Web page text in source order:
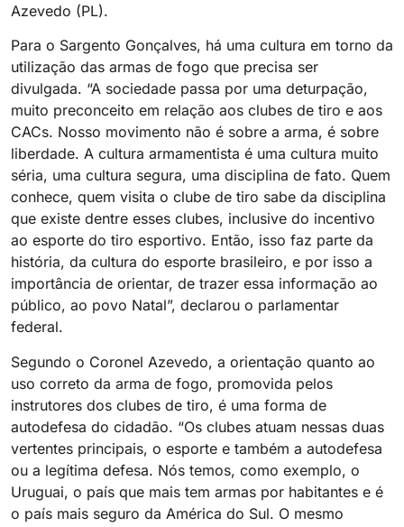
Azevedo (PL).
Para o Sargento Gonçalves, há uma cultura em torno da
utilização das armas de fogo que precisa ser
divulgada. “A sociedade passa por uma deturpação,
muito preconceito em relação aos clubes de tiro e aos
CACs. Nosso movimento não é sobre a arma, é sobre
liberdade. A cultura armamentista é uma cultura muito
séria, uma cultura segura, uma disciplina de fato. Quem
conhece, quem visita o clube de tiro sabe da disciplina
que existe dentre esses clubes, inclusive do incentivo
ao esporte do tiro esportivo. Então, isso faz parte da
história, da cultura do esporte brasileiro, e por isso a
importância de orientar, de trazer essa informação ao
público, ao povo Natal”, declarou o parlamentar
federal.
Segundo o Coronel Azevedo, a orientação quanto ao
uso correto da arma de fogo, promovida pelos
instrutores dos clubes de tiro, é uma forma de
autodefesa do cidadão. “Os clubes atuam nessas duas
vertentes principais, o esporte e também a autodefesa
ou a legítima defesa. Nós temos, como exemplo, o
Uruguai, o país que mais tem armas por habitantes e é
o país mais seguro da América do Sul. O mesmo